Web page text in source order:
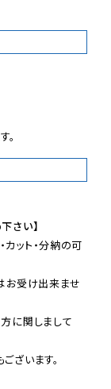
。
さい】
ット・分納の可
お受け出来ませ
に関しまして
ざいます。